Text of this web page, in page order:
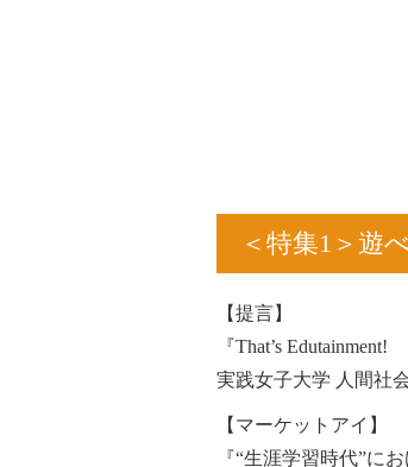
＜特集1＞遊
【提言】
『That’s
実践女子大学 人間社
【マーケットアイ】
『“生涯学習時代”に